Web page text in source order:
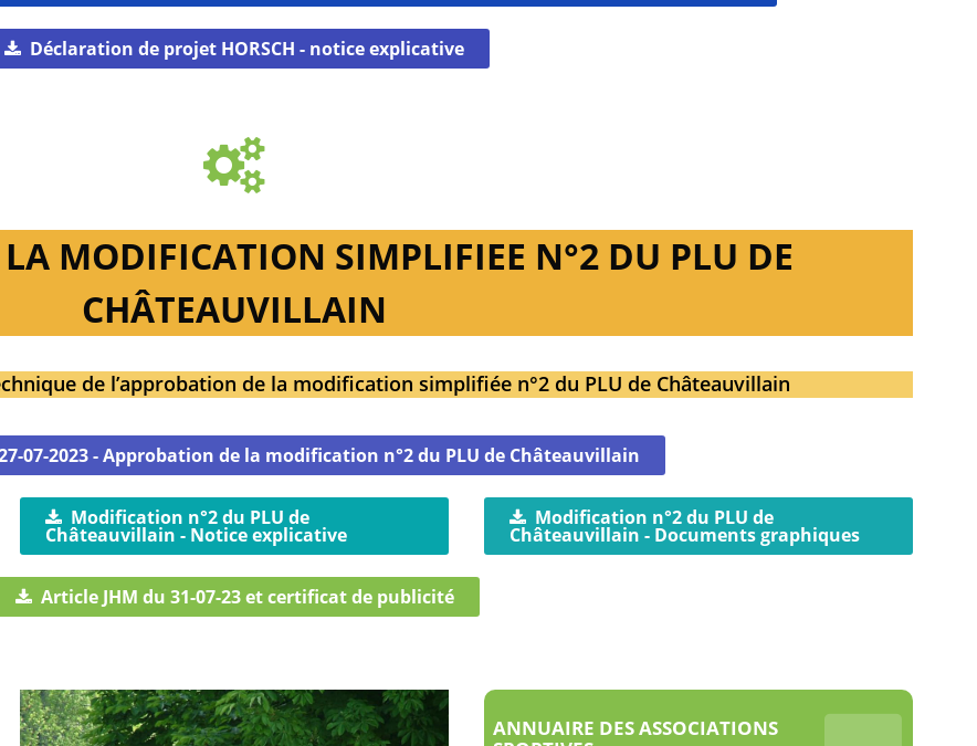
Déclaration de projet HORSCH - notice explicative
MODIFICATION SIMPLIFIEE N°2 DU PLU DE
CHÂTEAUVILLAIN
de l’approbation de la modification simplifiée n°2 du PLU de Châteauvillain
07-2023 - Approbation de la modification n°2 du PLU de Châteauvillain
Modification n°2 du PLU de
Châteauvillain - Notice explicative
Modification n°2 du PLU de
Châteauvillain - Documents graphiques
Article JHM du 31-07-23 et certificat de publicité
ANNUAIRE DES ASSOCIATIONS